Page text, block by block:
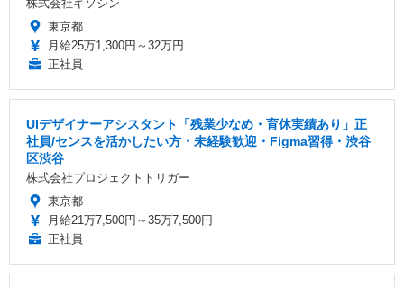
株式会社キソシン
東京都
月給25万1,300円～32万円
正社員
UIデザイナーアシスタント「残業少なめ・育休実績あり」正
社員/センスを活かしたい方・未経験歓迎・Figma習得・渋谷
区渋谷
株式会社プロジェクトトリガー
東京都
月給21万7,500円～35万7,500円
正社員